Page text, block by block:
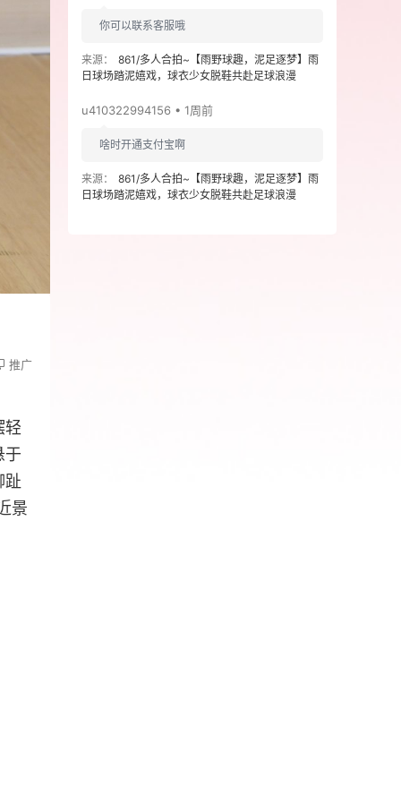
推广
轻
于
趾
景
你可以联系客服哦
来源：
861/多人合拍~【雨野球趣，泥足逐梦】雨
日球场踏泥嬉戏，球衣少女脱鞋共赴足球浪漫
u410322994156 • 1周前
啥时开通支付宝啊
来源：
861/多人合拍~【雨野球趣，泥足逐梦】雨
日球场踏泥嬉戏，球衣少女脱鞋共赴足球浪漫